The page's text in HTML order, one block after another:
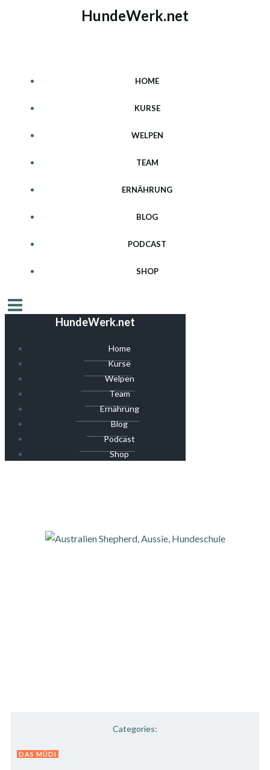
HundeWerk.net
HOME
KURSE
WELPEN
TEAM
ERNÄHRUNG
BLOG
PODCAST
SHOP
HundeWerk.net
Home
Kurse
Welpen
Team
Ernährung
Blog
Podcast
Shop
Categories:
DAS MÜDI